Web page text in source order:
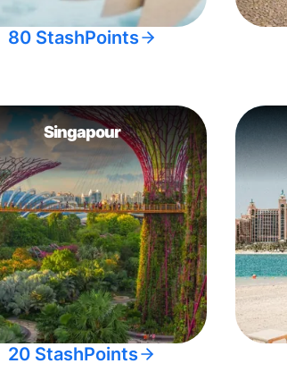
80 StashPoints
Singapour
20 StashPoints